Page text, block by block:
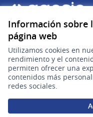
Información sobre
página web
Utilizamos cookies en
rendimiento y el
permiten ofrecer una
contenidos más
redes sociales.
Sitio oficial de la